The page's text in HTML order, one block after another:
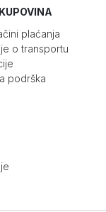
plaćanja
o transportu
podrška